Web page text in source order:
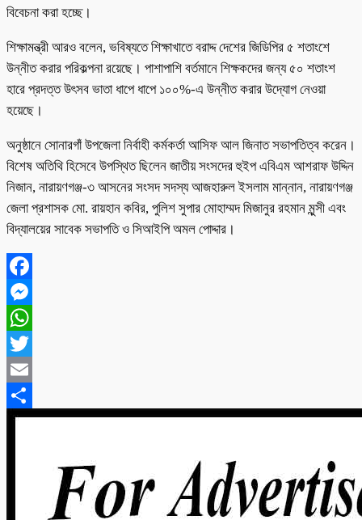
বিবেচনা করা হচ্ছে।
শিক্ষামন্ত্রী আরও বলেন, ভবিষ্যতে শিক্ষাখাতে বরাদ্দ দেশের জিডিপির ৫ শতাংশে
উন্নীত করার পরিকল্পনা রয়েছে। পাশাপাশি বর্তমানে শিক্ষকদের জন্য ৫০ শতাংশ
হারে প্রদত্ত উৎসব ভাতা ধাপে ধাপে ১০০%-এ উন্নীত করার উদ্যোগ নেওয়া
হয়েছে।
অনুষ্ঠানে সোনারগাঁ উপজেলা নির্বাহী কর্মকর্তা আসিফ আল জিনাত সভাপতিত্ব করেন।
বিশেষ অতিথি হিসেবে উপস্থিত ছিলেন জাতীয় সংসদের হুইপ এবিএম আশরাফ উদ্দিন
নিজান, নারায়ণগঞ্জ-৩ আসনের সংসদ সদস্য আজহারুল ইসলাম মান্নান, নারায়ণগঞ্জ
জেলা প্রশাসক মো. রায়হান কবির, পুলিশ সুপার মোহাম্মদ মিজানুর রহমান মুন্সী এবং
বিদ্যালয়ের সাবেক সভাপতি ও সিআইপি অমল পোদ্দার।
Facebook
Messenger
WhatsApp
Twitter
Email
Share